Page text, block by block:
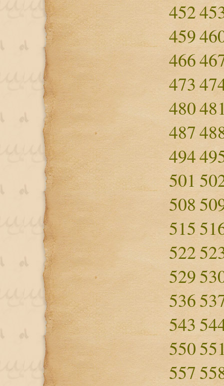
452
459
466
473
480
487
494
501
508
515
522
529
536
543
550
557